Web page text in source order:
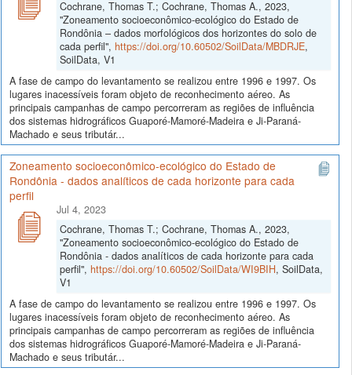
Cochrane, Thomas T.; Cochrane, Thomas A., 2023,
"Zoneamento socioeconômico-ecológico do Estado de
Rondônia – dados morfológicos dos horizontes do solo de
cada perfil", https://doi.org/10.60502/SoilData/MBDRJE,
SoilData, V1
A fase de campo do levantamento se realizou entre 1996 e 1997. Os
lugares inacessíveis foram objeto de reconhecimento aéreo. As
principais campanhas de campo percorreram as regiões de influência
dos sistemas hidrográficos Guaporé-Mamoré-Madeira e Ji-Paraná-
Machado e seus tributár...
Zoneamento socioeconômico-ecológico do Estado de
Rondônia - dados analíticos de cada horizonte para cada
perfil
Jul 4, 2023
Cochrane, Thomas T.; Cochrane, Thomas A., 2023,
"Zoneamento socioeconômico-ecológico do Estado de
Rondônia - dados analíticos de cada horizonte para cada
perfil", https://doi.org/10.60502/SoilData/WI9BIH, SoilData,
V1
A fase de campo do levantamento se realizou entre 1996 e 1997. Os
lugares inacessíveis foram objeto de reconhecimento aéreo. As
principais campanhas de campo percorreram as regiões de influência
dos sistemas hidrográficos Guaporé-Mamoré-Madeira e Ji-Paraná-
Machado e seus tributár...